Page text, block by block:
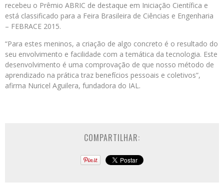
recebeu o Prêmio ABRIC de destaque em Iniciação Científica e
está classificado para a Feira Brasileira de Ciências e Engenharia
– FEBRACE 2015.
“Para estes meninos, a criação de algo concreto é o resultado do
seu envolvimento e facilidade com a temática da tecnologia. Este
desenvolvimento é uma comprovação de que nosso método de
aprendizado na prática traz benefícios pessoais e coletivos”,
afirma Nuricel Aguilera, fundadora do IAL.
COMPARTILHAR: